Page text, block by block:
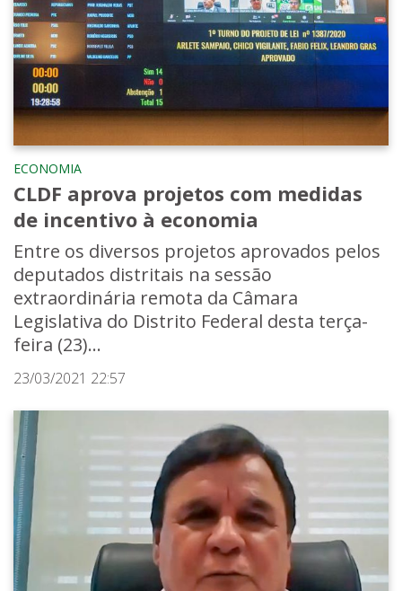
ECONOMIA
CLDF aprova projetos com medidas
de incentivo à economia
Entre os diversos projetos aprovados pelos
deputados distritais na sessão
extraordinária remota da Câmara
Legislativa do Distrito Federal desta terça-
feira (23)...
23/03/2021 22:57